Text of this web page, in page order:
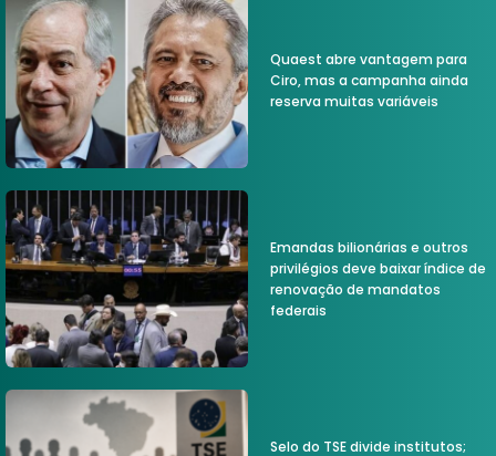
Quaest abre vantagem para
Ciro, mas a campanha ainda
reserva muitas variáveis
Emandas bilionárias e outros
privilégios deve baixar índice de
renovação de mandatos
federais
Selo do TSE divide institutos;